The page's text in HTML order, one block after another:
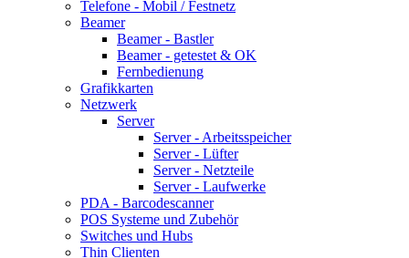
Telefone - Mobil / Festnetz
Beamer
Beamer - Bastler
Beamer - getestet & OK
Fernbedienung
Grafikkarten
Netzwerk
Server
Server - Arbeitsspeicher
Server - Lüfter
Server - Netzteile
Server - Laufwerke
PDA - Barcodescanner
POS Systeme und Zubehör
Switches und Hubs
Thin Clienten